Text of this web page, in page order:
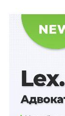
2) перша, друга
науки, молоді
структурними
обласних,
– директора
шкіл,